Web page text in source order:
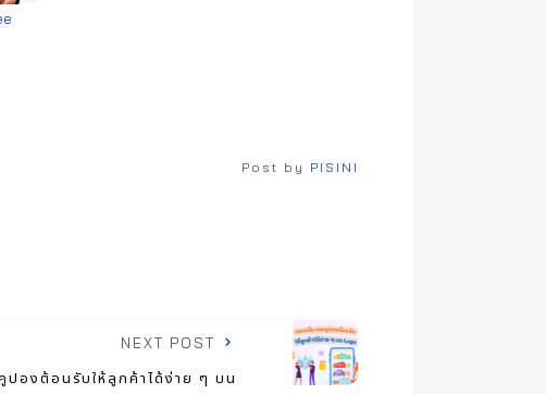
Post by PISINI
NEXT POST
ปองต้อนรับให้ลูกค้าได้ง่าย ๆ บน